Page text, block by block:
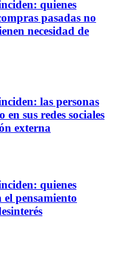
quienes
pasadas no
necesidad de
las personas
sus redes sociales
externa
quienes
pensamiento